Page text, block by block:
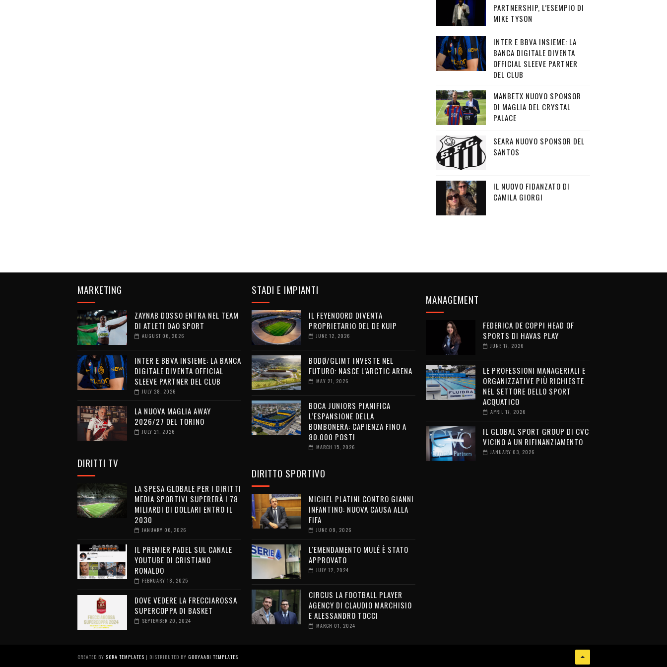
PARTNERSHIP, L’ESEMPIO DI
MIKE TYSON
INTER E BBVA INSIEME: LA
BANCA DIGITALE DIVENTA
OFFICIAL SLEEVE PARTNER
DEL CLUB
MANBETX NUOVO SPONSOR
DI MAGLIA DEL CRYSTAL
PALACE
SEARA NUOVO SPONSOR DEL
SANTOS
IL NUOVO FIDANZATO DI
CAMILA GIORGI
MARKETING
ZAYNAB DOSSO ENTRA NEL TEAM
DI ATLETI DAO SPORT
AUGUST 06, 2026
INTER E BBVA INSIEME: LA BANCA
DIGITALE DIVENTA OFFICIAL
SLEEVE PARTNER DEL CLUB
JULY 28, 2026
LA NUOVA MAGLIA AWAY
2026/27 DEL TORINO
JULY 21, 2026
DIRITTI TV
LA SPESA GLOBALE PER I DIRITTI
MEDIA SPORTIVI SUPERERÀ I 78
MILIARDI DI DOLLARI ENTRO IL
2030
JANUARY 06, 2026
IL PREMIER PADEL SUL CANALE
YOUTUBE DI CRISTIANO
RONALDO
FEBRUARY 18, 2025
DOVE VEDERE LA FRECCIAROSSA
SUPERCOPPA DI BASKET
SEPTEMBER 20, 2024
STADI E IMPIANTI
IL FEYENOORD DIVENTA
PROPRIETARIO DEL DE KUIP
JUNE 12, 2026
BODØ/GLIMT INVESTE NEL
FUTURO: NASCE L’ARCTIC ARENA
MAY 21, 2026
BOCA JUNIORS PIANIFICA
L’ESPANSIONE DELLA
BOMBONERA: CAPIENZA FINO A
80.000 POSTI
MARCH 15, 2026
DIRITTO SPORTIVO
MICHEL PLATINI CONTRO GIANNI
INFANTINO: NUOVA CAUSA ALLA
FIFA
JUNE 09, 2026
L'EMENDAMENTO MULÉ È STATO
APPROVATO
JULY 12, 2024
CIRCUS LA FOOTBALL PLAYER
AGENCY DI CLAUDIO MARCHISIO
E ALESSANDRO TOCCI
MARCH 01, 2024
MANAGEMENT
FEDERICA DE COPPI HEAD OF
SPORTS DI HAVAS PLAY
JUNE 17, 2026
LE PROFESSIONI MANAGERIALI E
ORGANIZZATIVE PIÙ RICHIESTE
NEL SETTORE DELLO SPORT
ACQUATICO
APRIL 17, 2026
IL GLOBAL SPORT GROUP DI CVC
VICINO A UN RIFINANZIAMENTO
JANUARY 03, 2026
CREATED BY SORA TEMPLATES | DISTRIBUTED BY GOOYAABI TEMPLATES